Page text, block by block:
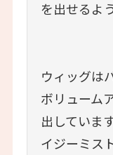
を出せるよ
ウィッグは
ボリューム
出していま
イジーミス